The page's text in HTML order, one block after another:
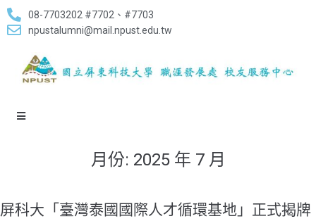
08-7703202 #7702、#7703
npustalumni@mail.npust.edu.tw
月份: 2025 年 7 月
屏科大「臺灣泰國國際人才循環基地」正式揭牌